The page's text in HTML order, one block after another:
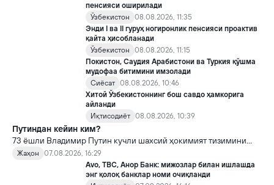
пенсияси оширилади
Ўзбекистон
08.08.2026, 11:35
Энди I ва II гуруҳ ногиронлик пенсияси проактив
қайта ҳисобланади
Ўзбекистон
08.08.2026, 11:15
Покистон, Саудия Арабистони ва Туркия қўшма
мудофаа битимини имзолади
Сиёсат 08.08.2026, 10:46
Хитой Ўзбекистоннинг бош савдо ҳамкорига
айланди
Иқтисодиёт 08.08.2026, 10:39
Путиндан кейин ким?
73 ёшли Владимир Путин кучли шахсий ҳокимият тизимини
яратди, аммо ундан кейин ким келиши ва ҳокимиятни
топшириш механизми ҳали ноаниқ. Таҳлилчилар фикрича, бу
Кремлда ворислик жангига олиб келиши мумкин.
Жаҳон
07.08.2026, 16:29
Avo, TBC, Анор Банк: мижозлар билан ишлашда
энг қолоқ банклар номи очиқланди